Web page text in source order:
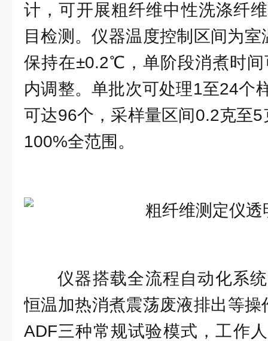
计，可开展粗纤维中性洗涤纤
目检测。仪器温度控制区间为
保持在±0.2℃，单阶段消煮时
内调整。单批次可处理1至24个
可达96个，采样量区间0.2克至
100%全范围。
仪器搭载全流程自动化系
恒温加热消煮震荡废液排出等
ADF三种常规试验模式，工作